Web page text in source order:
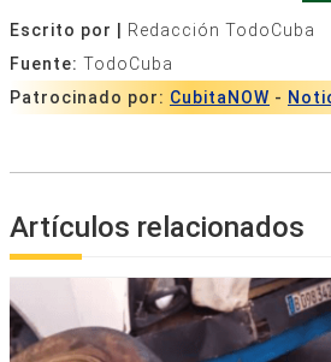
Escrito por |
Redacción TodoCuba
Fuente: TodoCuba
Patrocinado por: CubitaNOW -
Artículos relacionados